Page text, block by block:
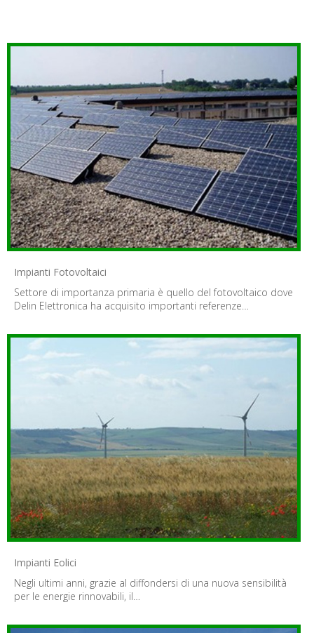
Impianti Fotovoltaici
Settore di importanza primaria è quello del fotovoltaico dove
Delin Elettronica ha acquisito importanti referenze…
Impianti Eolici
Negli ultimi anni, grazie al diffondersi di una nuova sensibilità
per le energie rinnovabili, il…